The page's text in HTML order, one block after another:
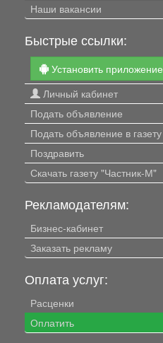
Наши вакансии
Быстрые ссылки:
Установить приложение
Личный кабинет
Подать объявление
Подать объявление в газету
Поздравить
Скачать газету "Частник-М"
Рекламодателям:
Бизнес-кабинет
Заказать рекламу
Оплата услуг:
Расценки
Оплатить